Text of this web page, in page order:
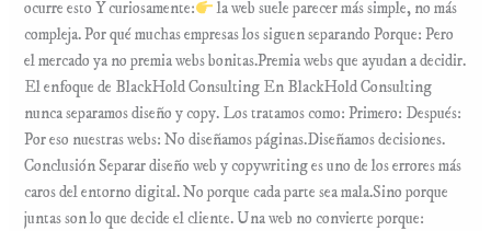
ocurre esto Y curiosamente:
la web suele parecer más simple, no más
compleja. Por qué muchas empresas los siguen separando Porque: Pero
el mercado ya no premia webs bonitas.Premia webs que ayudan a decidir.
El enfoque de BlackHold Consulting En BlackHold Consulting
nunca separamos diseño y copy. Los tratamos como: Primero: Después:
Por eso nuestras webs: No diseñamos páginas.Diseñamos decisiones.
Conclusión Separar diseño web y copywriting es uno de los errores más
caros del entorno digital. No porque cada parte sea mala.Sino porque
juntas son lo que decide el cliente. Una web no convierte porque: